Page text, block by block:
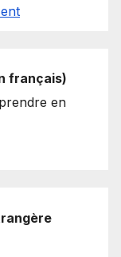
français)
en